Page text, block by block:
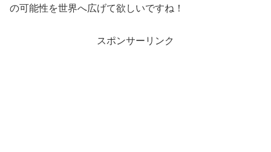
の可能性を世界へ広げて欲しいですね！
スポンサーリンク